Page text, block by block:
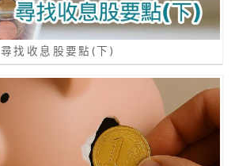
尋找收息股要點(下)